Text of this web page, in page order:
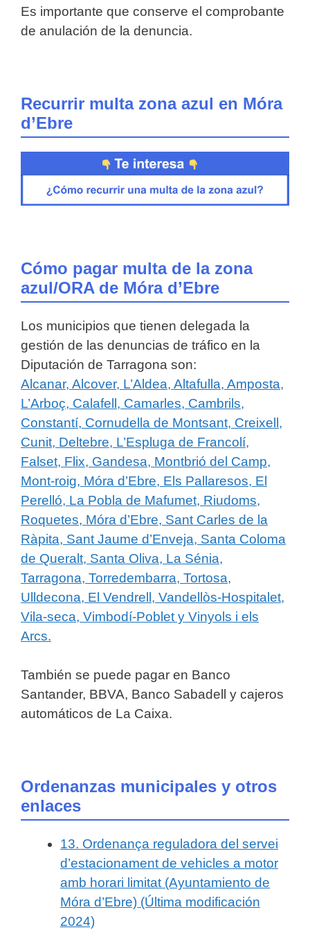
Es importante que conserve el comprobante
de anulación de la denuncia.
Recurrir multa zona azul en Móra
d’Ebre
Cómo pagar multa de la zona
azul/ORA de Móra d’Ebre
Los municipios que tienen delegada la
gestión de las denuncias de tráfico en la
Diputación de Tarragona son:
Alcanar, Alcover, L’Aldea, Altafulla, Amposta,
L’Arboç, Calafell, Camarles, Cambrils,
Constantí, Cornudella de Montsant, Creixell,
Cunit, Deltebre, L’Espluga de Francolí,
Falset, Flix, Gandesa, Montbrió del Camp,
Mont-roig, Móra d’Ebre, Els Pallaresos, El
Perelló, La Pobla de Mafumet, Riudoms,
Roquetes, Móra d’Ebre, Sant Carles de la
Ràpita, Sant Jaume d’Enveja, Santa Coloma
de Queralt, Santa Oliva, La Sénia,
Tarragona, Torredembarra, Tortosa,
Ulldecona, El Vendrell, Vandellòs-Hospitalet,
Vila-seca, Vimbodí-Poblet y Vinyols i els
Arcs.
También se puede pagar en Banco
Santander, BBVA, Banco Sabadell y cajeros
automáticos de La Caixa.
Ordenanzas municipales y otros
enlaces
13. Ordenança reguladora del servei
d’estacionament de vehicles a motor
amb horari limitat (Ayuntamiento de
Móra d’Ebre) (Última modificación
2024)